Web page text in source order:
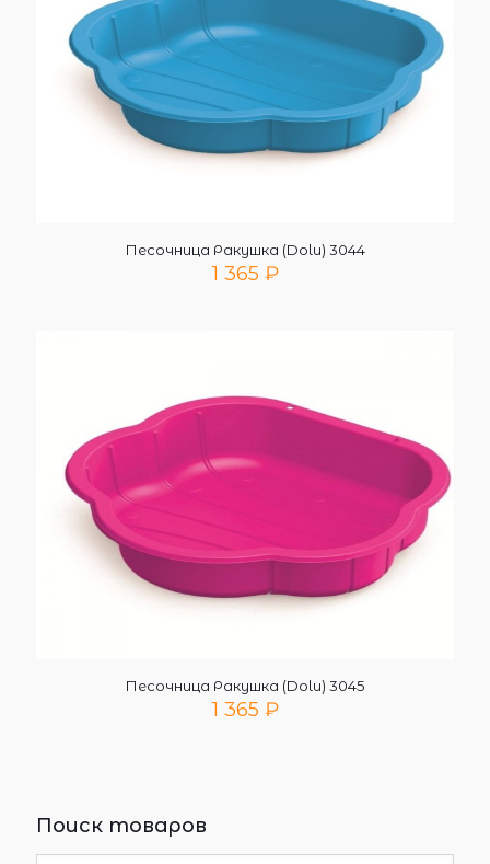
Песочница Ракушка (Dolu) 3044
1 365 ₽
Песочница Ракушка (Dolu) 3045
1 365 ₽
Поиск товаров